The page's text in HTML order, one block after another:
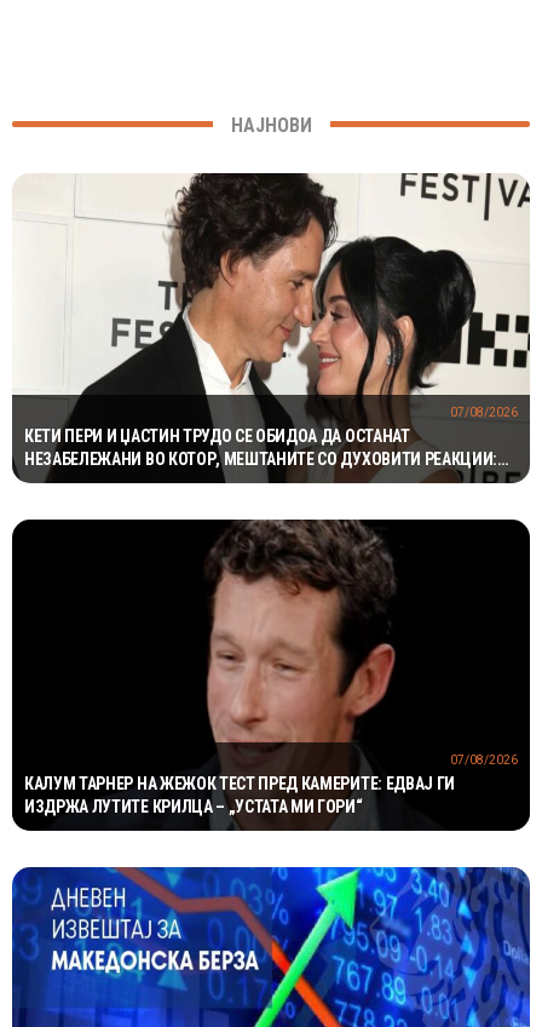
НАЈНОВИ
КЕТИ ПЕРИ И ЏАСТИН ТРУДО СЕ ОБИДОА ДА ОСТАНАТ
НЕЗАБЕЛЕЖАНИ ВО КОТОР, МЕШТАНИТЕ СО ДУХОВИТИ РЕАКЦИИ:
„НИКОЈ НЕ БИ ГИ ПРЕПОЗНАЛ“
07/08/2026
КАЛУМ ТАРНЕР НА ЖЕЖОК ТЕСТ ПРЕД КАМЕРИТЕ: ЕДВАЈ ГИ
ИЗДРЖА ЛУТИТЕ КРИЛЦА – „УСТАТА МИ ГОРИ“
07/08/2026